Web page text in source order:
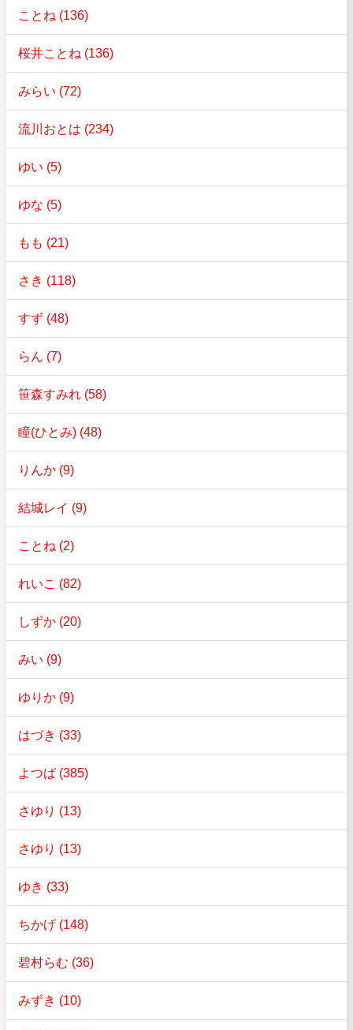
ことね (136)
桜井ことね (136)
みらい (72)
流川おとは (234)
ゆい (5)
ゆな (5)
もも (21)
さき (118)
すず (48)
らん (7)
笹森すみれ (58)
瞳(ひとみ) (48)
りんか (9)
結城レイ (9)
ことね (2)
れいこ (82)
しずか (20)
みい (9)
ゆりか (9)
はづき (33)
よつば (385)
さゆり (13)
さゆり (13)
ゆき (33)
ちかげ (148)
碧村らむ (36)
みずき (10)